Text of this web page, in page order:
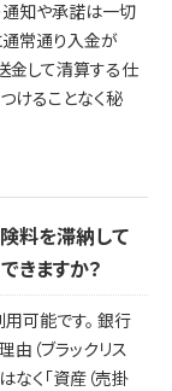
通知や承諾は一切
通常通り入金が
金して清算する仕
けることなく秘
料を滞納して
きますか？
可能です。 銀行
（ブラックリス
なく「資産（売掛